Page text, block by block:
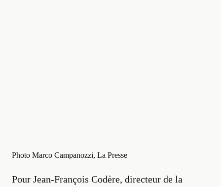
Photo Marco Campanozzi, La Presse
Pour Jean-François Codère, directeur de la